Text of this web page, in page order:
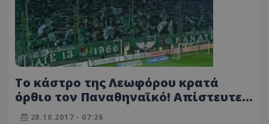
Το κάστρο της Λεωφόρου κρατά
όρθιο τον Παναθηναϊκό! Απίστευτες
επιδόσεις…
28.10.2017 - 07:26